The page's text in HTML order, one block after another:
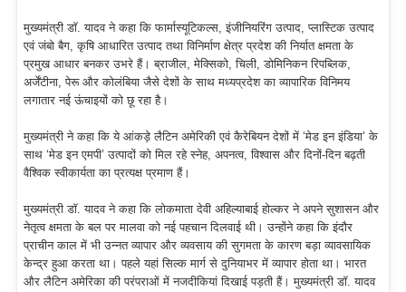
मुख्यमंत्री डॉ. यादव ने कहा कि फार्मास्यूटिकल्स, इंजीनियरिंग उत्पाद, प्लास्टिक उत्पाद
एवं जंबो बैग, कृषि आधारित उत्पाद तथा विनिर्माण क्षेत्र प्रदेश की निर्यात क्षमता के
प्रमुख आधार बनकर उभरे हैं। ब्राजील, मेक्सिको, चिली, डोमिनिकन रिपब्लिक,
अर्जेंटीना, पेरू और कोलंबिया जैसे देशों के साथ मध्यप्रदेश का व्यापारिक विनिमय
लगातार नई ऊंचाइयों को छू रहा है।
मुख्यमंत्री ने कहा कि ये आंकड़े लैटिन अमेरिकी एवं कैरेबियन देशों में ‘मेड इन इंडिया’ के
साथ ‘मेड इन एमपी’ उत्पादों को मिल रहे स्नेह, अपनत्व, विश्वास और दिनों-दिन बढ़ती
वैश्विक स्वीकार्यता का प्रत्यक्ष प्रमाण हैं।
मुख्यमंत्री डॉ. यादव ने कहा कि लोकमाता देवी अहिल्याबाई होल्कर ने अपने सुशासन और
नेतृत्व क्षमता के बल पर मालवा को नई पहचान दिलवाई थी। उन्होंने कहा कि इंदौर
प्राचीन काल में भी उन्नत व्यापार और व्यवसाय की सुगमता के कारण बड़ा व्यावसायिक
केन्द्र हुआ करता था। पहले यहां सिल्क मार्ग से दुनियाभर में व्यापार होता था। भारत
और लैटिन अमेरिका की परंपराओं में नजदीकियां दिखाई पड़ती हैं। मुख्यमंत्री डॉ. यादव